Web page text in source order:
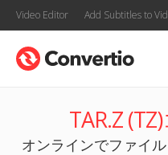
Video Editor Add Subtitles to
TAR.Z
オンラインでファイ